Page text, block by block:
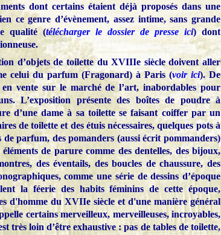
dont certains étaient déjà proposés dans une
ce genre d’évènement, assez intime, sans grande
qualité (télécharger le dossier de presse ici) dont
d’objets de toilette du XVIIIe siècle doivent aller
celui du parfum (Fragonard) à Paris (voir ici). De
vente sur le marché de l’art, inabordables pour
L’exposition présente des boîtes de poudre à
d’une dame à sa toilette se faisant coiffer par un
de toilette et des étuis nécessaires, quelques pots à
de parfum, des pomanders (aussi écrit pommanders)
de parure comme des dentelles, des bijoux,
des éventails, des boucles de chaussure, des
comme une série de dessins d’époque
la féerie des habits féminins de cette époque,
d'homme du XVIIe siècle et d'une manière général
certains merveilleux, merveilleuses, incroyables,
très loin d’être exhaustive : pas de tables de toilette,